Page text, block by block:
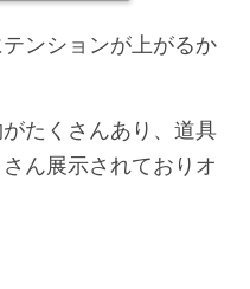
ンションが上がるか
たくさんあり、道具
ん展示されておりオ